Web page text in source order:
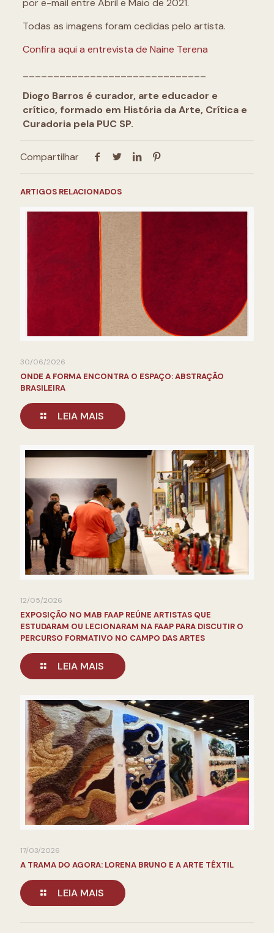
por e-mail entre Abril e Maio de 2021.
Todas as imagens foram cedidas pelo artista.
Confira aqui a entrevista de Naine Terena
Diogo Barros é curador, arte educador e
crítico, formado em História da Arte, Crítica e
Curadoria pela PUC SP.
Compartilhar
ARTIGOS RELACIONADOS
30/06/2026
ONDE A FORMA ENCONTRA O ESPAÇO: ABSTRAÇÃO
BRASILEIRA
LEIA MAIS
12/05/2026
EXPOSIÇÃO NO MAB FAAP REÚNE ARTISTAS QUE
ESTUDARAM OU LECIONARAM NA FAAP PARA DISCUTIR O
PERCURSO FORMATIVO NO CAMPO DAS ARTES
LEIA MAIS
17/03/2026
A TRAMA DO AGORA: LORENA BRUNO E A ARTE TÊXTIL
LEIA MAIS